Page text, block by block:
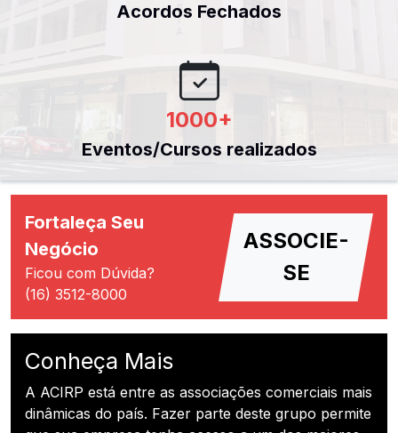
Acordos Fechados
1000+
Eventos/Cursos realizados
Fortaleça Seu
Negócio
Ficou com Dúvida?
(16) 3512-8000
ASSOCIE-
SE
Conheça Mais
A ACIRP está entre as associações comerciais mais
dinâmicas do país. Fazer parte deste grupo permite